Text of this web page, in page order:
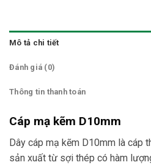
Mô tả chi tiết
Đánh giá (0)
Thông tin thanh toán
Cáp mạ kẽm D10mm
Dây cáp mạ kẽm D10mm là cáp
sản xuất từ sợi thép có hàm